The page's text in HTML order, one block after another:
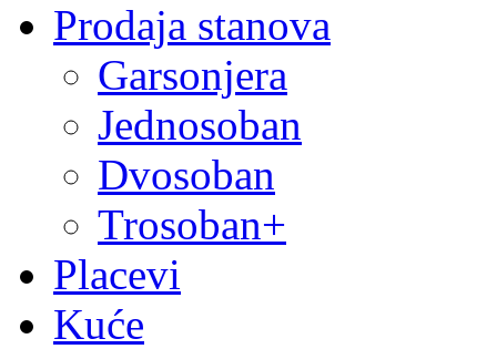
Prodaja stanova
Garsonjera
Jednosoban
Dvosoban
Trosoban+
Placevi
Kuće